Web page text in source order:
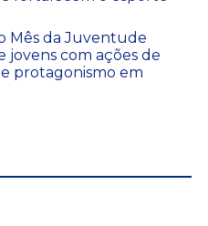
Mês da Juventude
jovens com ações de
protagonismo em